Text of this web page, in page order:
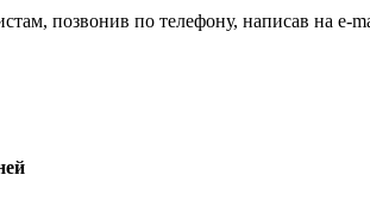
позвонив по телефону, написав на e-